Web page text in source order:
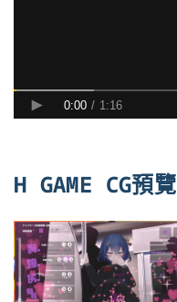
H GAME CG預覽